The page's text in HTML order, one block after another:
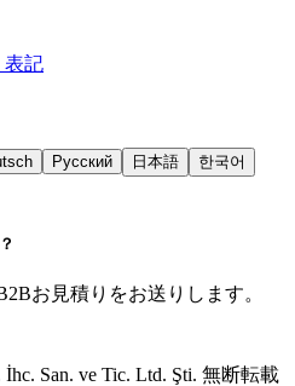
表記
Русский 日本語
한국어
お見積りをお送りします。
San. ve Tic. Ltd. Şti. 無断転載